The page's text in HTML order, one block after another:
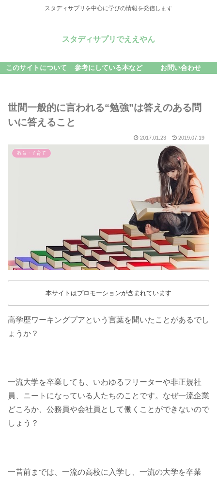
スタディサプリを中心に学びの情報を発信します
スタディサプリでええやん
このサイトについて 参考にしている本など お問い合わせ
世間一般的に言われる“勉強”は答えのある問
いに答えること
2017.01.23 2019.07.19
教育・子育て
本サイトはプロモーションが含まれています
高学歴ワーキングプアという言葉を聞いたことがあるでし
ょうか？
一流大学を卒業しても、いわゆるフリーターや非正規社
員、ニートになっている人たちのことです。なぜ一流企業
どころか、公務員や会社員として働くことができないので
しょう？
一昔前までは、一流の高校に入学し、一流の大学を卒業